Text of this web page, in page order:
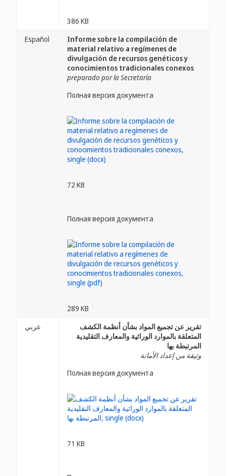
386 KB
Español
Informe sobre la compilación de
material relativo a regímenes de
divulgación de recursos genéticos y
conocimientos tradicionales conexos
preparado por la Secretaría
Полная версия документа
72 KB
Полная версия документа
289 KB
عربي
تقرير عن تجميع المواد بشأن أنظمة الكشف
المتعلقة بالموارد الوراثية والمعارف التقليدية
المرتبطة بها
وثيقة من إعداد الأمانة
Полная версия документа
71 KB